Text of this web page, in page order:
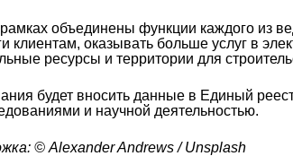
объединены функции каждого из
клиентам, оказывать больше услуг в
ресурсы и территории для
будет вносить данные в Единый
и научной деятельностью.
© Alexander Andrews / Unsplash